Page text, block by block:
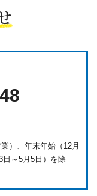
）、年末年始（12月
日～5月5日）を除